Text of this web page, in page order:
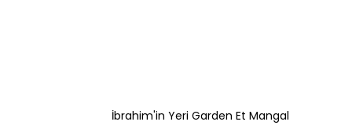
İbrahim'in Yeri Garden Et Mangal